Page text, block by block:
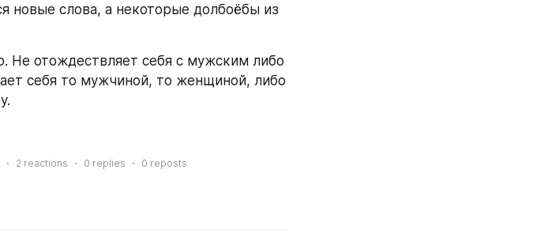
новые слова, а некоторые долбоёбы из
Не отождествляет себя с мужским либо
себя то мужчиной, то женщиной, либо
2 reactions 0 replies 0 reposts